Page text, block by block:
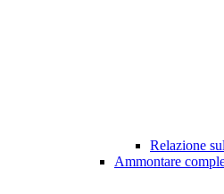
Relazione
Ammontare